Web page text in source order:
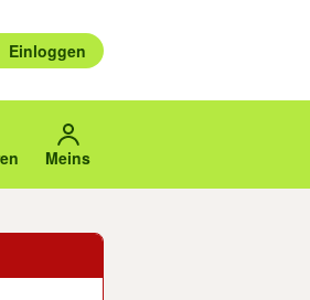
Einloggen
auswählen.
mit den Pfeiltasten nach oben/
Meins